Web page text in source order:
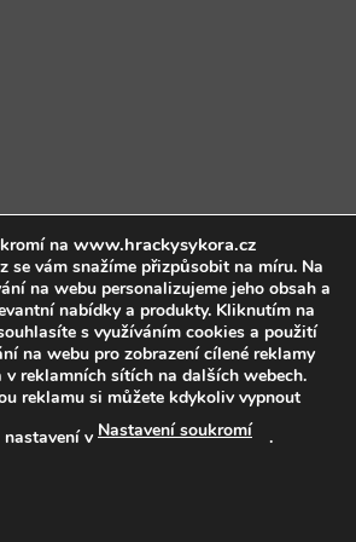
na www.hrackysykora.cz
se vám snažíme přizpůsobit na míru. Na
na webu personalizujeme jeho obsah a
nabídky a produkty. Kliknutím na
s využíváním cookies a použití
na webu pro zobrazení cílené reklamy
reklamních sítích na dalších webech.
reklamu si můžete kdykoliv vypnout
nastavení v Nastavení soukromí .